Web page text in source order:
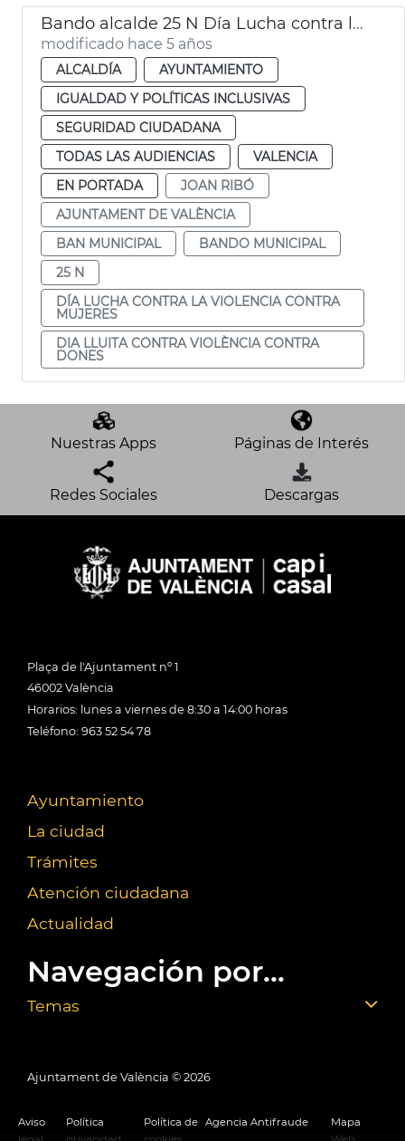
Bando alcalde 25 N Día Lucha contra la Violencia contra las Mujeres
modificado hace 5 años
ALCALDÍA
AYUNTAMIENTO
IGUALDAD Y POLÍTICAS INCLUSIVAS
SEGURIDAD CIUDADANA
TODAS LAS AUDIENCIAS
VALENCIA
EN PORTADA
JOAN RIBÓ
AJUNTAMENT DE VALÈNCIA
BAN MUNICIPAL
BANDO MUNICIPAL
25 N
DÍA LUCHA CONTRA LA VIOLENCIA CONTRA
MUJERES
DIA LLUITA CONTRA VIOLÈNCIA CONTRA
DONES
Nuestras Apps Páginas de Interés
Redes Sociales Descargas
Plaça de l'Ajuntament nº 1
46002 València
Horarios: lunes a viernes de 8:30 a 14:00 horas
Teléfono: 963 52 54 78
Ayuntamiento
La ciudad
Trámites
Atención ciudadana
Actualidad
Navegación por...
Temas
Ajuntament de València © 2026
Aviso
Política
Política de Agencia Antifraude
Mapa